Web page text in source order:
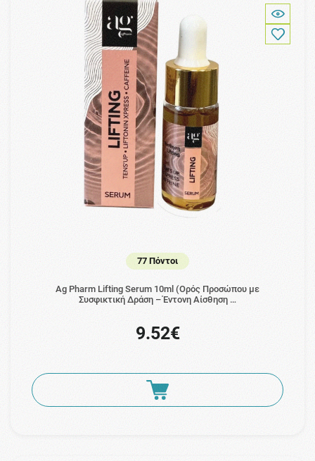
77 Πόντοι
Ag Pharm Lifting Serum 10ml (Ορός Προσώπου με
Συσφικτική Δράση – Έντονη Αίσθηση …
9.52€